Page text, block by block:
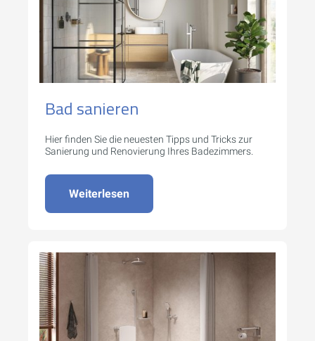
Bad sanieren
Hier finden Sie die neuesten Tipps und Tricks zur
Sanierung und Renovierung Ihres Badezimmers.
Weiterlesen